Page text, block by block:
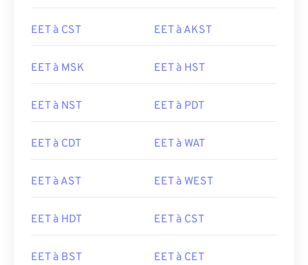
EET à CST EET à AKST
EET à MSK EET à HST
EET à NST EET à PDT
EET à CDT EET à WAT
EET à AST EET à WEST
EET à HDT EET à CST
EET à BST EET à CET